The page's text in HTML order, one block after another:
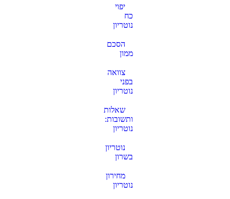
יפוי
כח
נוטריון
הסכם
ממון
צוואה
בפני
נוטריון
שאלות
ותשובות:
נוטריון
נוטריון
בשרון
מחירון
נוטריון